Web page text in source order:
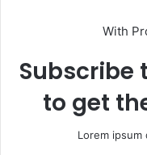
With
Subscribe
to get
Lorem